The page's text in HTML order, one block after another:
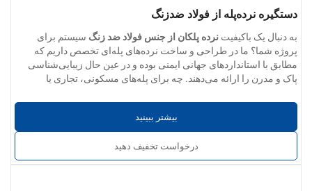
دستگیره نرده‌پله از فولاد ضدزنگ
به دنبال یک باکیفیت نرده پلکان از جنس فولاد ضد زنگ سیستم برای
پروژه شما؟ ما در طراحی و ساخت نرده‌های پله‌ای تخصص داریم که
مطابق با استانداردهای جهانی ایمنی بوده و در عین حال زیبایی‌شناسی
پاک و مدرن را ارائه می‌دهند. چه برای پله‌های مسکونی، تجاری یا
بصری مهندسی شده‌اند.
· ضخامت دیوار: ۰.۴ میلی‌متر – ۵.۰ میلی‌متر
: برس‌خورده، آینه‌ای صیقلی، ساتن یا مات صنعتی
تمام اجزا دارای سطوح صاف، بدون خراش و بدون هیچ‌گونه تغییر شکل
هستند. نرده‌های ما می‌توانند به‌گونه‌ای ساخته شوند که از پلان‌های
مارپیچی، مستقیم یا پلکانی (switchback) پیروی کنند و با انواع پرکننده‌ها
بیشتر ببینید
درخواست تخفیف دهید